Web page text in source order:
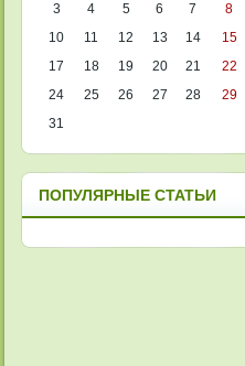
3
4 5 6 7 8
10
11 12 13 14 15
17
18 19 20 21 22
24
25 26 27 28 29
31
ПОПУЛЯРНЫЕ СТАТЬИ